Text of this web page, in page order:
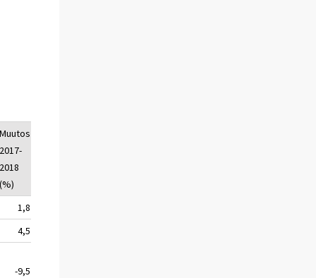
Muutos
2017-
2018
(%)
1,8
4,5
-9,5